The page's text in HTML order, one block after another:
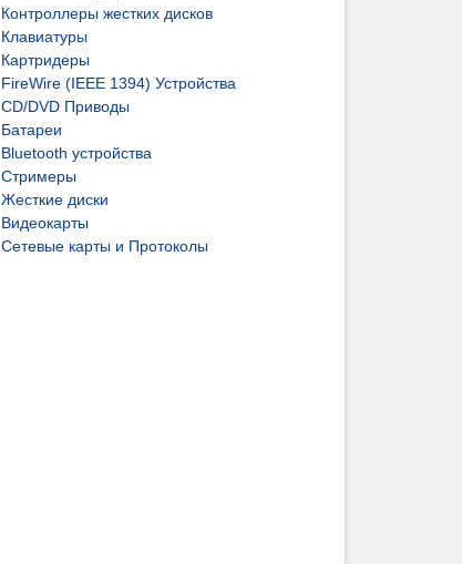
Контроллеры жестких дисков
Клавиатуры
Картридеры
FireWire (IEEE 1394) Устройства
CD/DVD Приводы
Батареи
Bluetooth устройства
Стримеры
Жесткие диски
Видеокарты
Сетевые карты и Протоколы